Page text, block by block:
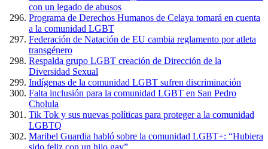
con un legado de abusos
Programa de Derechos Humanos de Celaya tomará en cuenta
a la comunidad LGBT
Federación de Natación de EU cambia reglamento por atleta
transgénero
Respalda grupo LGBT creación de Dirección de la
Diversidad Sexual
Indígenas de la comunidad LGBT sufren discriminación
Falta inclusión para la comunidad LGBT en San Pedro
Cholula
Tik Tok y sus nuevas políticas para proteger a la comunidad
LGBTQ
Maribel Guardia habló sobre la comunidad LGBT+: “Hubiera
sido feliz con un hijo gay”